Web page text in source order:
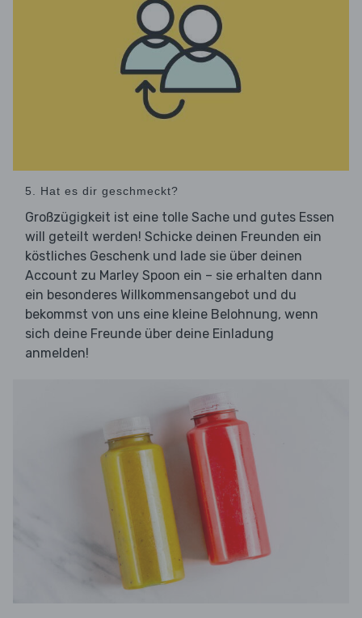
5. Hat es dir geschmeckt?
Großzügigkeit ist eine tolle Sache und gutes Essen
will geteilt werden! Schicke deinen Freunden ein
köstliches Geschenk und lade sie über deinen
Account zu Marley Spoon ein – sie erhalten dann
ein besonderes Willkommensangebot und du
bekommst von uns eine kleine Belohnung, wenn
sich deine Freunde über deine Einladung
anmelden!